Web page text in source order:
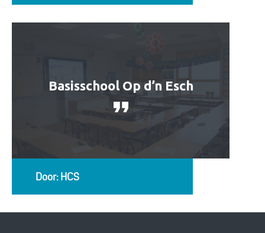
Basisschool Op d’n Esch
Door: HCS